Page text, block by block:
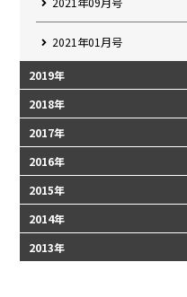
2021年01月号
2019年
2018年
2017年
2016年
2015年
2014年
2013年